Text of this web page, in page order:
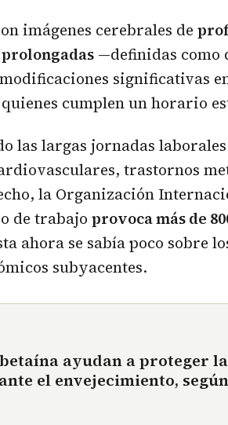
imágenes cerebrales de
—definidas como
significativas
cumplen un horario
las largas jornadas
trastornos
la Organización
de trabajo provoca más de
ahora se sabía poco sobre
subyacentes.
ayudan a proteger
el envejecimiento,